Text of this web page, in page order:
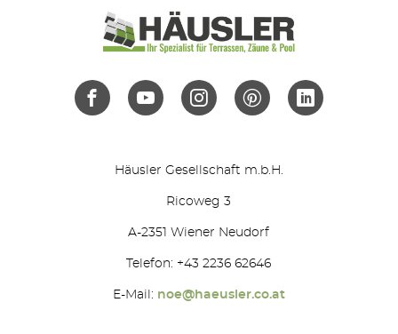
Häusler Gesellschaft m.b.H.
Ricoweg 3
A-2351 Wiener Neudorf
Telefon: +43 2236 62646
E-Mail: noe@haeusler.co.at